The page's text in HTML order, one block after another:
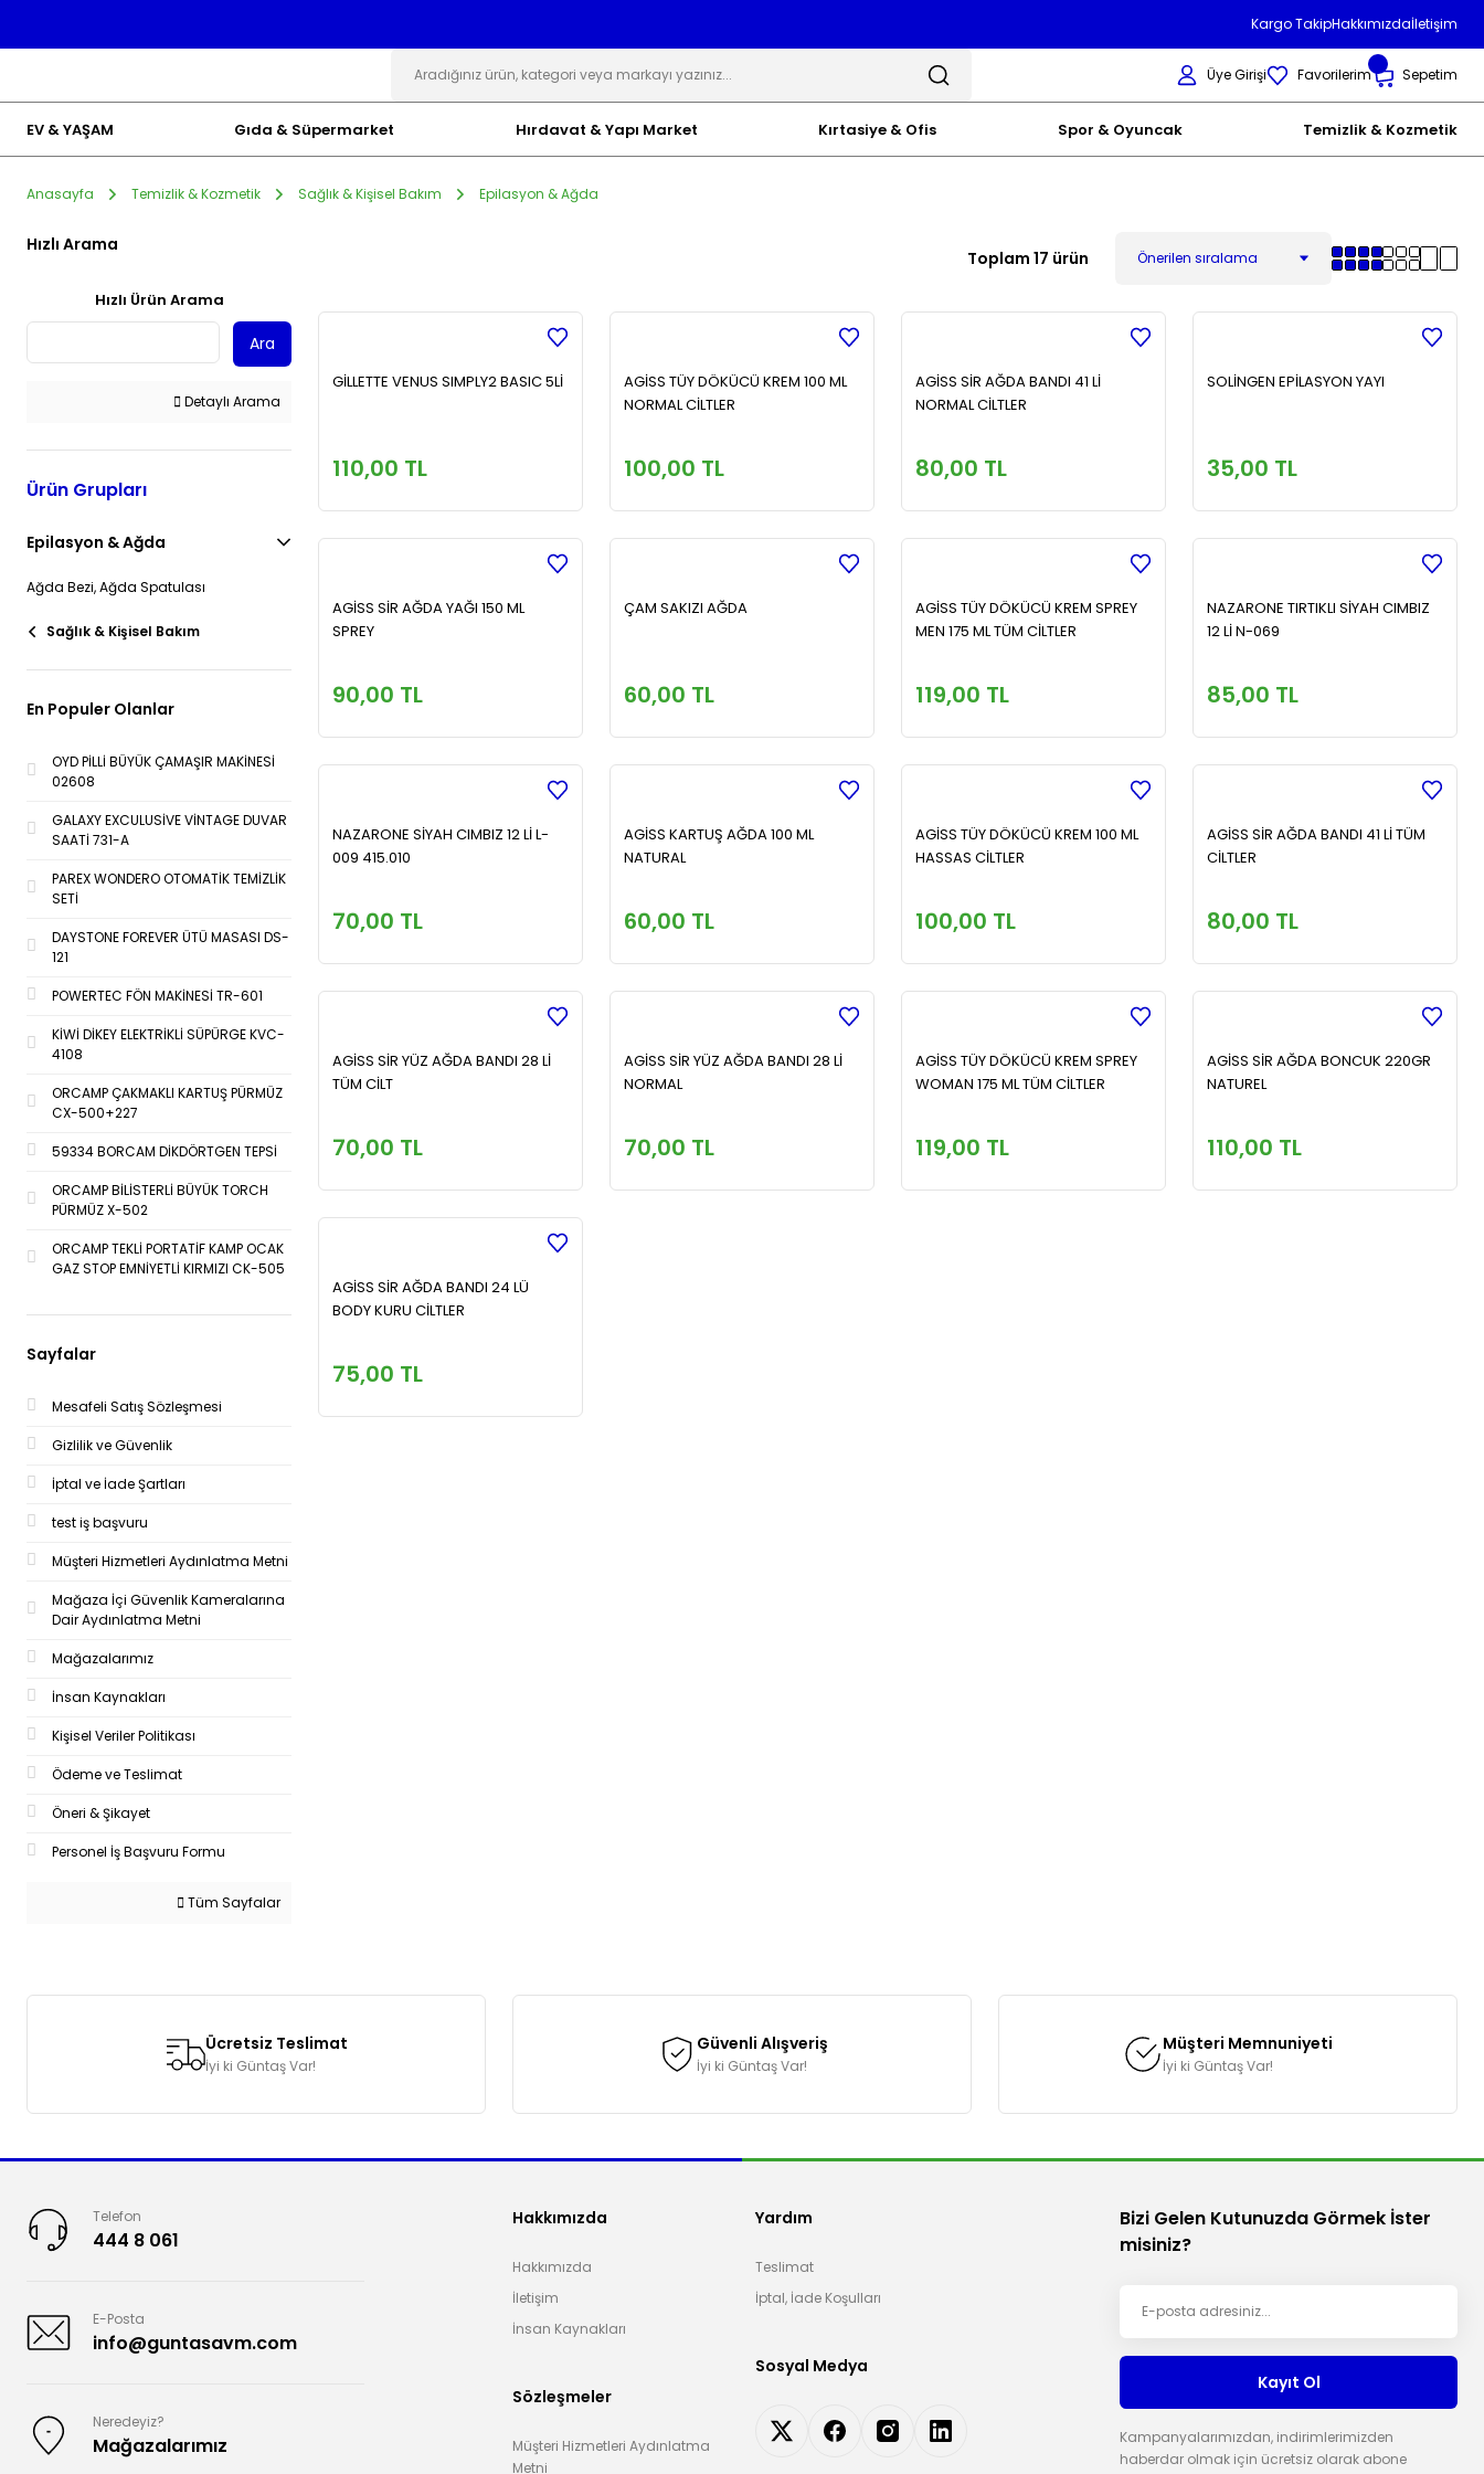
Kargo TakipHakkımızdaİletişim
Üye Girişi Favorilerim Sepetim
EV & YAŞAM Gıda & Süpermarket Hırdavat & Yapı Market Kırtasiye & Ofis Spor & Oyuncak Temizlik & Kozmetik
Anasayfa Temizlik & Kozmetik Sağlık & Kişisel Bakım Epilasyon & Ağda
Hızlı Arama
Hızlı Ürün Arama
Ara
Detaylı Arama
Ürün Grupları
Epilasyon & Ağda
Ağda Bezi, Ağda Spatulası
Sağlık & Kişisel Bakım
En Populer Olanlar
OYD PİLLİ BÜYÜK ÇAMAŞIR MAKİNESİ
02608
GALAXY EXCULUSİVE VİNTAGE DUVAR
SAATİ 731-A
PAREX WONDERO OTOMATİK TEMİZLİK
SETİ
DAYSTONE FOREVER ÜTÜ MASASI DS-
121
POWERTEC FÖN MAKİNESİ TR-601
KİWİ DİKEY ELEKTRİKLİ SÜPÜRGE KVC-
4108
ORCAMP ÇAKMAKLI KARTUŞ PÜRMÜZ
CX-500+227
59334 BORCAM DİKDÖRTGEN TEPSİ
ORCAMP BİLİSTERLİ BÜYÜK TORCH
PÜRMÜZ X-502
ORCAMP TEKLİ PORTATİF KAMP OCAK
GAZ STOP EMNİYETLİ KIRMIZI CK-505
Sayfalar
Mesafeli Satış Sözleşmesi
Gizlilik ve Güvenlik
İptal ve İade Şartları
test iş başvuru
Müşteri Hizmetleri Aydınlatma Metni
Mağaza İçi Güvenlik Kameralarına
Dair Aydınlatma Metni
Mağazalarımız
İnsan Kaynakları
Kişisel Veriler Politikası
Ödeme ve Teslimat
Öneri & Şikayet
Personel İş Başvuru Formu
Tüm Sayfalar
Toplam 17 ürün
GİLLETTE VENUS SIMPLY2 BASIC 5Lİ
110,00 TL
AGİSS TÜY DÖKÜCÜ KREM 100 ML
NORMAL CİLTLER
100,00 TL
AGİSS SİR AĞDA BANDI 41 Lİ
NORMAL CİLTLER
80,00 TL
SOLİNGEN EPİLASYON YAYI
35,00 TL
AGİSS SİR AĞDA YAĞI 150 ML
SPREY
90,00 TL
ÇAM SAKIZI AĞDA
60,00 TL
AGİSS TÜY DÖKÜCÜ KREM SPREY
MEN 175 ML TÜM CİLTLER
119,00 TL
NAZARONE TIRTIKLI SİYAH CIMBIZ
12 Lİ N-069
85,00 TL
NAZARONE SİYAH CIMBIZ 12 Lİ L-
009 415.010
70,00 TL
AGİSS KARTUŞ AĞDA 100 ML
NATURAL
60,00 TL
AGİSS TÜY DÖKÜCÜ KREM 100 ML
HASSAS CİLTLER
100,00 TL
AGİSS SİR AĞDA BANDI 41 Lİ TÜM
CİLTLER
80,00 TL
AGİSS SİR YÜZ AĞDA BANDI 28 Lİ
TÜM CİLT
70,00 TL
AGİSS SİR YÜZ AĞDA BANDI 28 Lİ
NORMAL
70,00 TL
AGİSS TÜY DÖKÜCÜ KREM SPREY
WOMAN 175 ML TÜM CİLTLER
119,00 TL
AGİSS SİR AĞDA BONCUK 220GR
NATUREL
110,00 TL
AGİSS SİR AĞDA BANDI 24 LÜ
BODY KURU CİLTLER
75,00 TL
Ücretsiz Teslimat
İyi ki Güntaş Var!
Güvenli Alışveriş
İyi ki Güntaş Var!
Müşteri Memnuniyeti
İyi ki Güntaş Var!
Telefon
444 8 061
E-Posta
info@guntasavm.com
Neredeyiz?
Mağazalarımız
Hakkımızda
Hakkımızda
İletişim
İnsan Kaynakları
Sözleşmeler
Müşteri Hizmetleri Aydınlatma
Metni
Yardım
Teslimat
İptal, İade Koşulları
Sosyal Medya
Bizi Gelen Kutunuzda Görmek İster
misiniz?
Kayıt Ol
Kampanyalarımızdan, indirimlerimizden
haberdar olmak için ücretsiz olarak abone